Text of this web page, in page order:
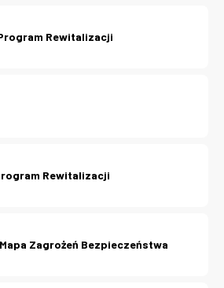
Rewitalizacji
Rewitalizacji
Zagrożeń Bezpieczeństwa